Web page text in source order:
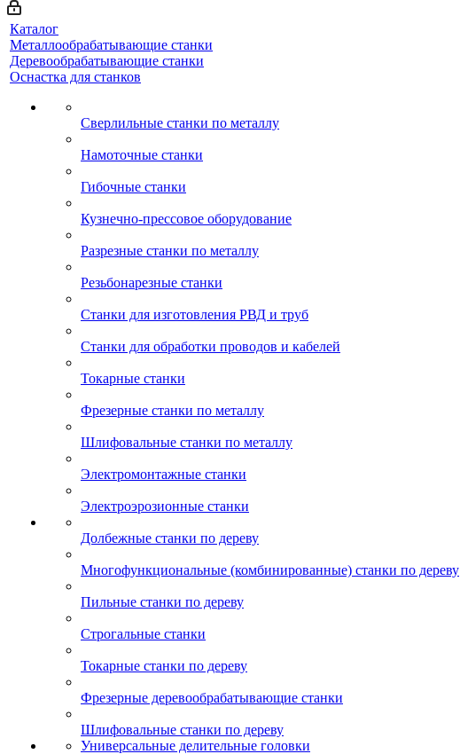
Каталог
Металлообрабатывающие станки
Деревообрабатывающие станки
Оснастка для станков
Сверлильные станки по металлу
Намоточные станки
Гибочные станки
Кузнечно-прессовое оборудование
Разрезные станки по металлу
Резьбонарезные станки
Станки для изготовления РВД и труб
Станки для обработки проводов и кабелей
Токарные станки
Фрезерные станки по металлу
Шлифовальные станки по металлу
Электромонтажные станки
Электроэрозионные станки
Долбежные станки по дереву
Многофункциональные (комбинированные) станки по дереву
Пильные станки по дереву
Строгальные станки
Токарные станки по дереву
Фрезерные деревообрабатывающие станки
Шлифовальные станки по дереву
Универсальные делительные головки